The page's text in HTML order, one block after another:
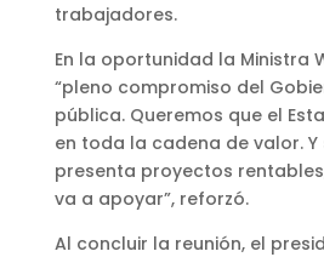
trabajadores.
En la oportunidad la Ministra
“pleno compromiso del
pública. Queremos que el
en toda la cadena de valor. Y
presenta proyectos
va a apoyar”, reforzó.
Al concluir la reunión, el